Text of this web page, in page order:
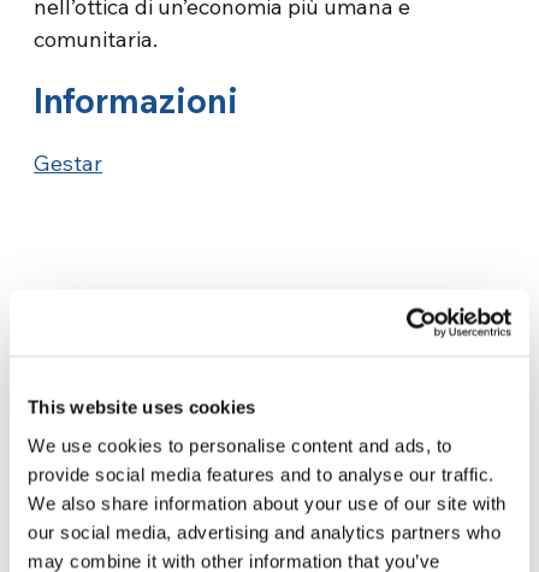
This website uses cookies
We use cookies to personalise content and ads, to
provide social media features and to analyse our traffic.
We also share information about your use of our site with
our social media, advertising and analytics partners who
may combine it with other information that you’ve
nell’ottica di un’economia più umana e
comunitaria.
Informazioni
Gestar
Related News
Odissea, di Christopher Nolan:
Ulisse e la necessità di un’alba
nuova
5 Agosto 2026